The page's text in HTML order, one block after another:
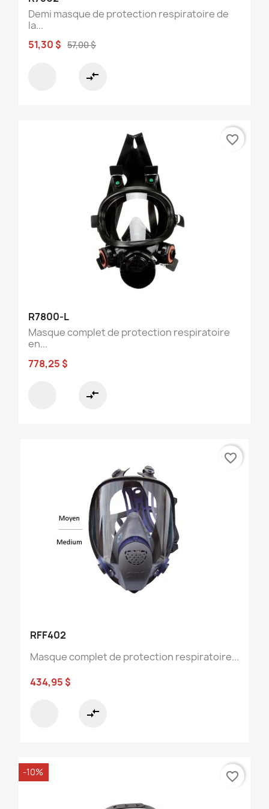
Demi masque de protection respiratoire de
la...
51,30 $ 57,00 $
compare_arrows
R7800-L
Masque complet de protection respiratoire
en...
778,25 $
compare_arrows
favorite_border
RFF402
Masque complet de protection respiratoire...
434,95 $
compare_arrows
favorite_border
-10% favorite_border